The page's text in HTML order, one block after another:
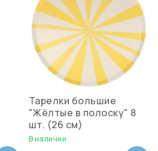
Тарелки большие
"Жёлтые в полоску" 8
шт. (26 см)
В наличии